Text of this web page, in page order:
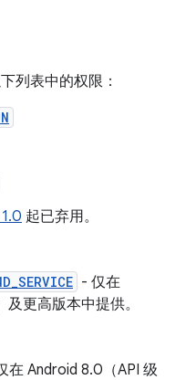
列表中的权限：
起已弃用。
- 仅在
更高版本中提供。
在 Android 8.0（API 级